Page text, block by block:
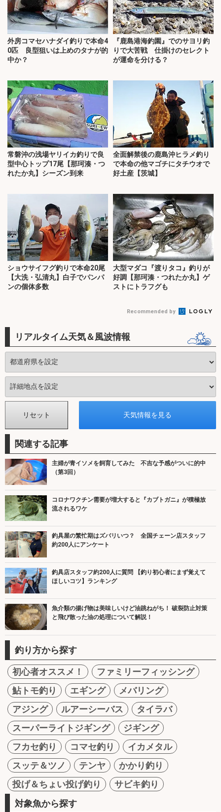
外房コマセハナダイ釣りで本命4
0匹 良型狙いは上めのタナが的
中か？
『鹿島港海釣園』でのサヨリ釣
りで大苦戦 仕掛けのセレクト
が運命を分ける？
常磐沖の浅場ヤリイカ釣りで良
型中心トップ17尾【那珂湊・つ
れたか丸】シーズン到来
全面解禁後の鹿島沖ヒラメ釣り
で本命の他マゴチにタチウオで
好土産【茨城】
ショウサイフグ釣りで本命20尾
【大洗・弘清丸】白子でパンパ
ンの個体多数
大型マダコ『渡りタコ』釣りが
好調【那珂湊・つれたか丸】ゲ
ストにトラフグも
Recommended by
リアルタイム天気＆風波情報
関連する記事
主婦が青イソメを飼育してみた 不吉な予感がついに的中
（第3回）
コロナワクチン需要が増大すると『カブトガニ』が積極放
流されるワケ
釣具屋の繁忙期はズバリいつ？ 全国チェーン店スタッフ
約200人にアンケート
釣具店スタッフ約200人に質問 【釣り初心者にまず覚えて
ほしいコツ】ランキング
魚介類の揚げ物は美味しいけど油跳ねがち！ 破裂防止対策
と飛び散った油の処理について解説！
釣り方から探す
初心者オススメ！
ファミリーフィッシング
鮎トモ釣り
エギング
メバリング
アジング
ルアーシーバス
タイラバ
スーパーライトジギング
ジギング
フカセ釣り
コマセ釣り
イカメタル
スッテ＆ツノ
テンヤ
かかり釣り
投げ＆ちょい投げ釣り
サビキ釣り
対象魚から探す